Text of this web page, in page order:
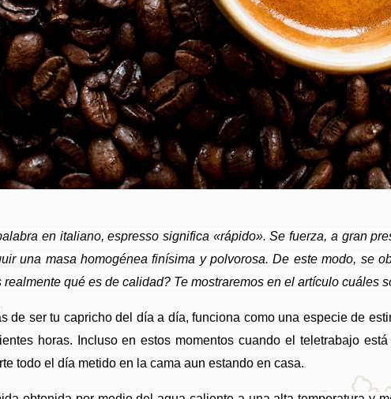
en italiano, espresso significa «rápido». Se fuerza, a gran
una masa homogénea finísima y polvorosa. De este modo, se
qué es de calidad? Te mostraremos en el artículo cuáles
de ser tu capricho del día a día, funciona como una especie de
horas. Incluso en estos momentos cuando el teletrabajo
todo el día metido en la cama aun estando en casa.